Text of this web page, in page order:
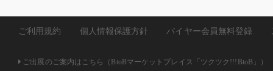
ご利用規約 個人情報保護方針 バイヤー会員無料登録
ご出展のご案内はこちら（BtoBマーケットプレイス「ツクツク!!!BtoB」）